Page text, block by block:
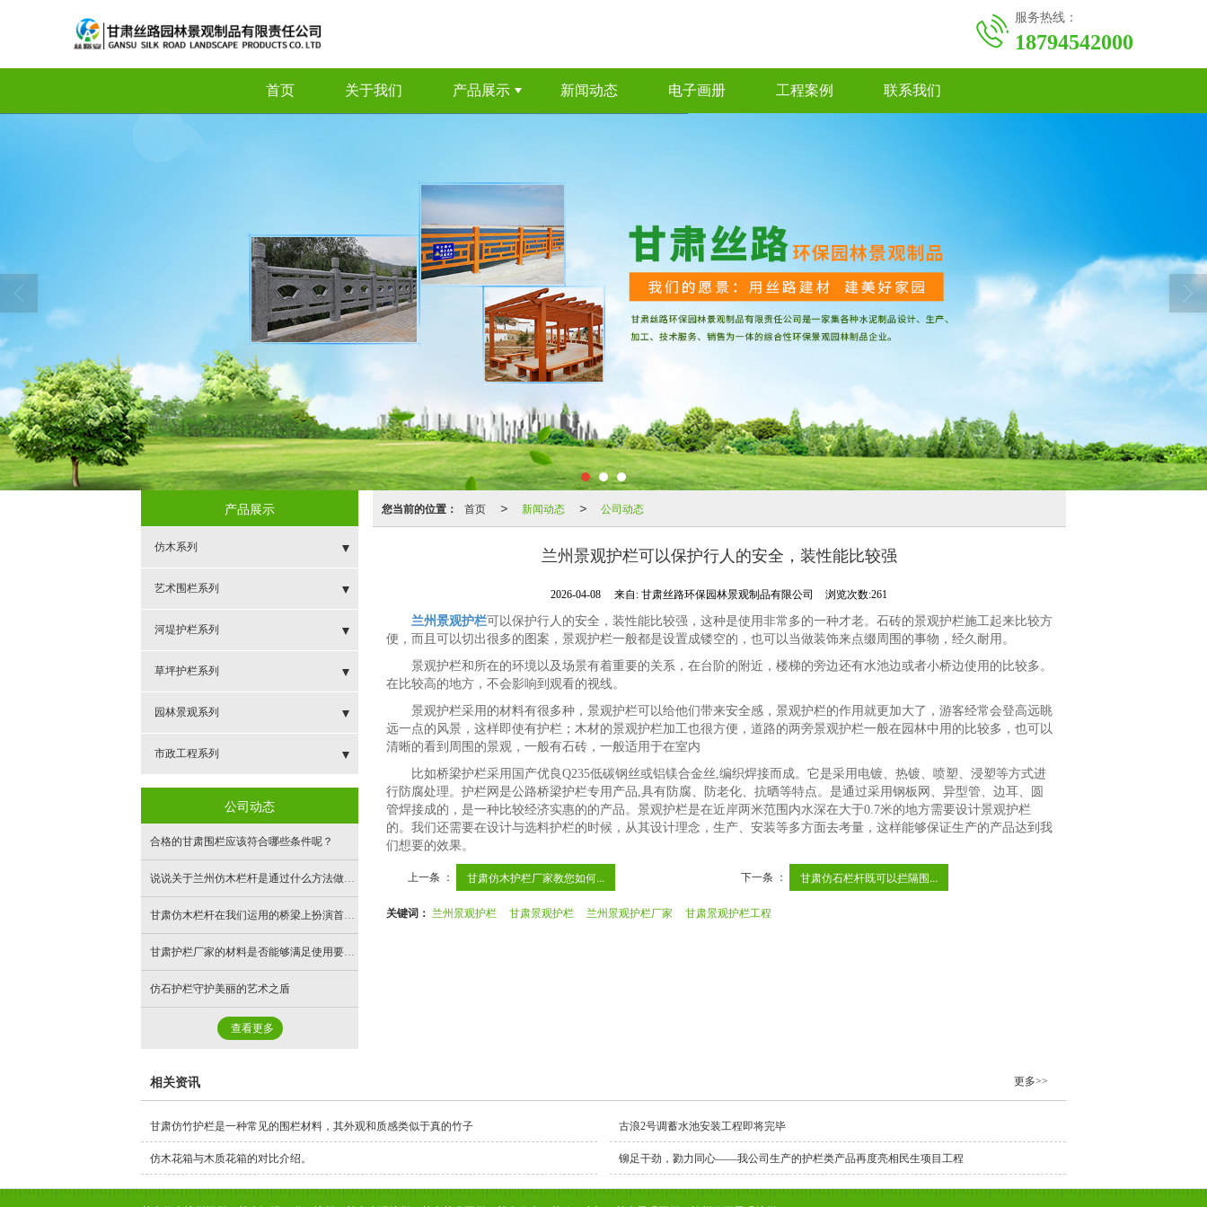
服务热线：
18794542000
首页 关于我们 产品展示 新闻动态 电子画册 工程案例 联系我们
您当前的位置： 首页 > 新闻动态 > 公司动态
兰州景观护栏可以保护行人的安全，装性能比较强
2026-04-08 来自:甘肃丝路环保园林景观制品有限公司 浏览次数:261
兰州景观护栏可以保护行人的安全，装性能比较强，这种是使用非常多的一种才老。石砖的景观护栏施工起来比较方
便，而且可以切出很多的图案，景观护栏一般都是设置成镂空的，也可以当做装饰来点缀周围的事物，经久耐用。
景观护栏和所在的环境以及场景有着重要的关系，在台阶的附近，楼梯的旁边还有水池边或者小桥边使用的比较多。
在比较高的地方，不会影响到观看的视线。
景观护栏采用的材料有很多种，景观护栏可以给他们带来安全感，景观护栏的作用就更加大了，游客经常会登高远眺
远一点的风景，这样即使有护栏；木材的景观护栏加工也很方便，道路的两旁景观护栏一般在园林中用的比较多，也可以
清晰的看到周围的景观，一般有石砖，一般适用于在室内
比如桥梁护栏采用国产优良Q235低碳钢丝或铝镁合金丝,编织焊接而成。它是采用电镀、热镀、喷塑、浸塑等方式进
行防腐处理。护栏网是公路桥梁护栏专用产品,具有防腐、防老化、抗晒等特点。是通过采用钢板网、异型管、边耳、圆
管焊接成的，是一种比较经济实惠的的产品。景观护栏是在近岸两米范围内水深在大于0.7米的地方需要设计景观护栏
的。我们还需要在设计与选料护栏的时候，从其设计理念，生产、安装等多方面去考量，这样能够保证生产的产品达到我
们想要的效果。
上一条 ： 甘肃仿木护栏厂家教您如何... 下一条 ： 甘肃仿石栏杆既可以拦隔围...
关键词： 兰州景观护栏 甘肃景观护栏 兰州景观护栏厂家 甘肃景观护栏工程
产品展示
仿木系列
- 新中式组合护栏
- 仿枯木护栏
- 仿树皮仿木护栏
- 三横梁仿木护栏
- 梯型仿木护栏
- 单X型仿木护栏
艺术围栏系列
- 新型环保艺术围栏
- 金剑艺术围栏
河堤护栏系列
- 祥云如意护栏
- 如意河堤护栏
- 扇形河堤护栏
- 雕花河堤护栏
草坪护栏系列
- 草坪护栏
- 仿木栅栏
园林景观系列
- 仿木圆桌
- 仿木凳椅
- 仿木花箱
- 仿木树围凳
- 仿木廊架
- 六角仿古凉亭
市政工程系列
- 装配式水泥围墙
- 石灰石矿粉
- 仿石路沿石
- 生态护坡
- 人造PC砖
- 渗水砖
公司动态
合格的甘肃围栏应该符合哪些条件呢？
说说关于兰州仿木栏杆是通过什么方法做出来的?
甘肃仿木栏杆在我们运用的桥梁上扮演首要的人
甘肃护栏厂家的材料是否能够满足使用要求，是一个很重要的因素
仿石护栏守护美丽的艺术之盾
查看更多
相关资讯 更多>>
甘肃仿竹护栏是一种常见的围栏材料，其外观和质感类似于真的竹子 古浪2号调蓄水池安装工程即将完毕
仿木花箱与木质花箱的对比介绍。 铆足干劲，勠力同心——我公司生产的护栏类产品再度亮相民生项目工程